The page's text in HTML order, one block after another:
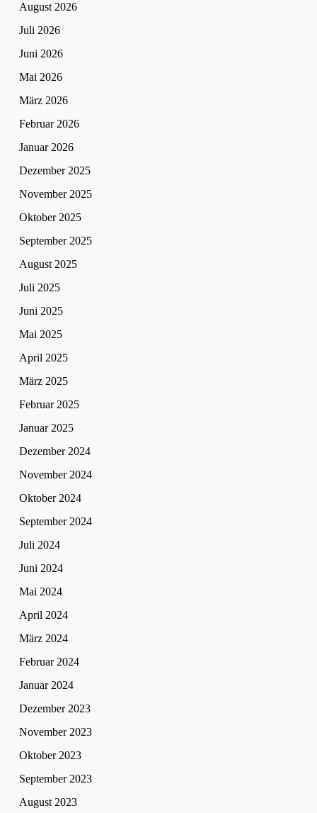
August 2026
Juli 2026
Juni 2026
Mai 2026
März 2026
Februar 2026
Januar 2026
Dezember 2025
November 2025
Oktober 2025
September 2025
August 2025
Juli 2025
Juni 2025
Mai 2025
April 2025
März 2025
Februar 2025
Januar 2025
Dezember 2024
November 2024
Oktober 2024
September 2024
Juli 2024
Juni 2024
Mai 2024
April 2024
März 2024
Februar 2024
Januar 2024
Dezember 2023
November 2023
Oktober 2023
September 2023
August 2023